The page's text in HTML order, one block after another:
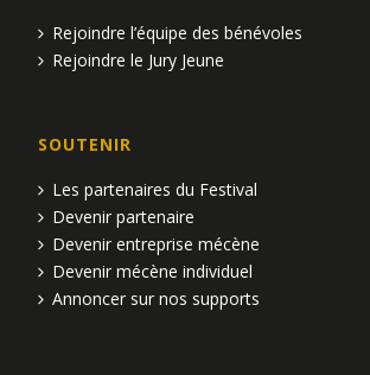
Rejoindre l’équipe des bénévoles
Rejoindre le Jury Jeune
SOUTENIR
Les partenaires du Festival
Devenir partenaire
Devenir entreprise mécène
Devenir mécène individuel
Annoncer sur nos supports